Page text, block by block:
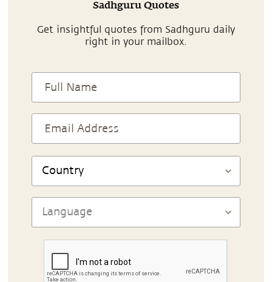
Sadhguru Quotes
Get insightful quotes from Sadhguru daily
right in your mailbox.